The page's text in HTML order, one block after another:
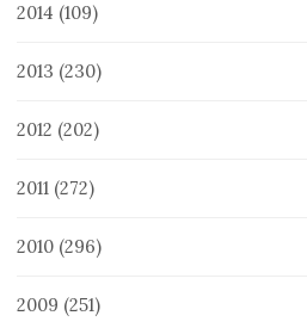
2014 (109)
2013 (230)
2012 (202)
2011 (272)
2010 (296)
2009 (251)